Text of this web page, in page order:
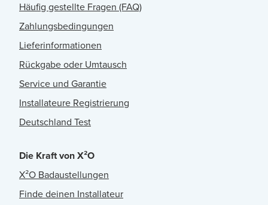
Häufig gestellte Fragen (FAQ)
Zahlungsbedingungen
Lieferinformationen
Rückgabe oder Umtausch
Service und Garantie
Installateure Registrierung
Deutschland Test
Die Kraft von X²O
X²O Badaustellungen
Finde deinen Installateur